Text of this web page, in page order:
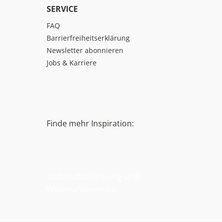
SERVICE
FAQ
Barrierfreiheitserklärung
Newsletter abonnieren
Jobs & Karriere
Finde mehr Inspiration: